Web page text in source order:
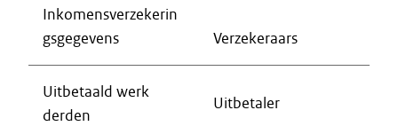
Inkomensverzekerin
gsgegevens
Verzekeraars
Uitbetaald werk
derden
Uitbetaler